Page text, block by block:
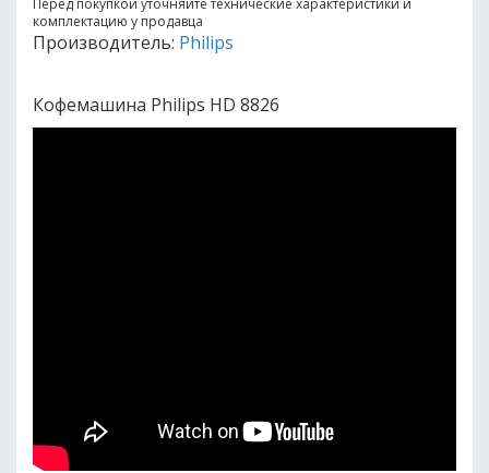
Перед покупкой уточняйте технические характеристики и
комплектацию у продавца
Производитель: Philips
Кофемашина Philips HD 8826